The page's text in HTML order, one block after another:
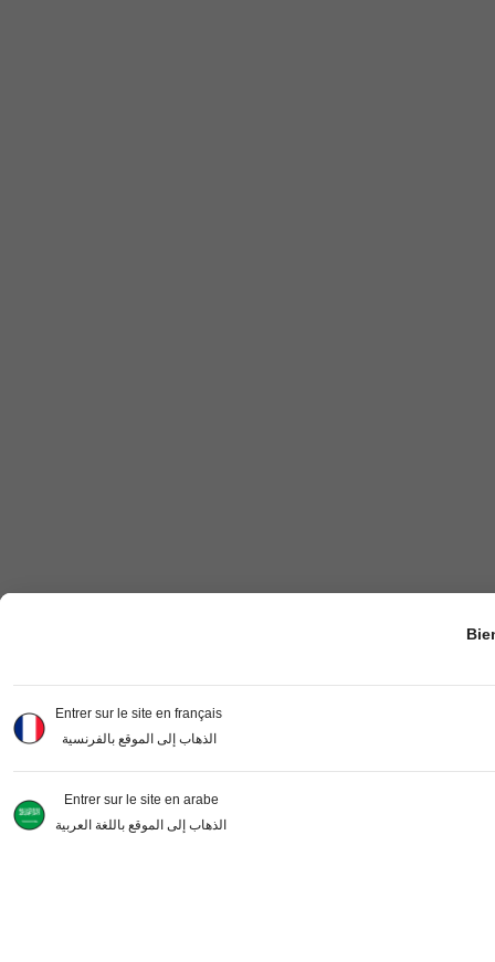
Entrer sur le site en français
الذهاب إلى الموقع بالفرنسية
Entrer sur le site en arabe
الذهاب إلى الموقع باللغة العربية